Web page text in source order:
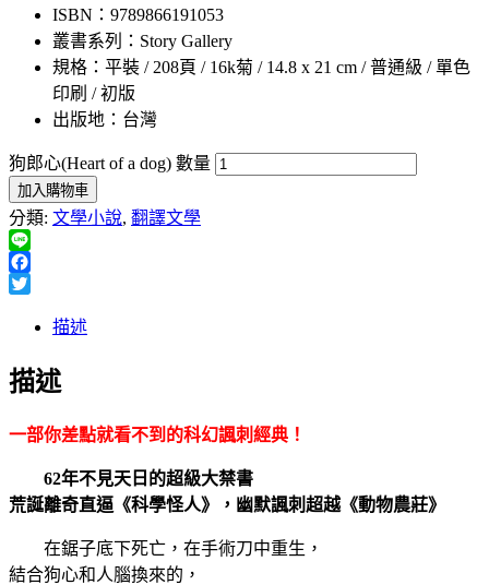
ISBN：9789866191053
叢書系列：Story Gallery
規格：平裝 / 208頁 / 16k菊 / 14.8 x 21 cm / 普通級 / 單色
印刷 / 初版
出版地：台灣
狗郎心(Heart of a dog) 數量
加入購物車
分類: 文學小說, 翻譯文學
Line
Facebook
描述
描述
一部你差點就看不到的科幻諷刺經典！
62年不見天日的超級大禁書
荒誕離奇直逼《科學怪人》，幽默諷刺超越《動物農莊》
在鋸子底下死亡，在手術刀中重生，
結合狗心和人腦換來的，